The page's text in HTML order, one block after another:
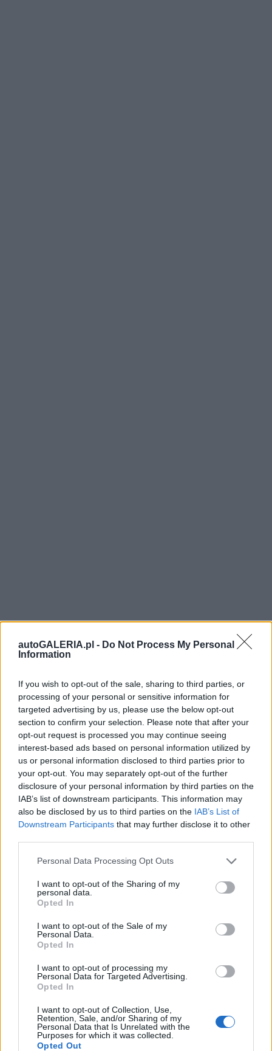
autoGALERIA.pl - Do Not Process My Personal
Information
If you wish to opt-out of the sale, sharing to third parties, or
processing of your personal or sensitive information for
targeted advertising by us, please use the below opt-out
section to confirm your selection. Please note that after your
opt-out request is processed you may continue seeing
interest-based ads based on personal information utilized by
us or personal information disclosed to third parties prior to
your opt-out. You may separately opt-out of the further
disclosure of your personal information by third parties on the
IAB’s list of downstream participants. This information may
also be disclosed by us to third parties on the IAB’s List of
Downstream Participants that may further disclose it to other
Please note that this website/app uses one or more Google
not limited to your visit or usage behaviour. You may click to
grant or deny consent to Google and its third-party tags to
use your data for below specified purposes in below Google
consent section.
Personal Data Processing Opt Outs
I want to opt-out of the Sharing of my
personal data.
Opted In
I want to opt-out of the Sale of my
Personal Data.
Opted In
I want to opt-out of processing my
Personal Data for Targeted Advertising.
Opted In
I want to opt-out of Collection, Use,
Retention, Sale, and/or Sharing of my
Personal Data that Is Unrelated with the
Purposes for which it was collected.
Opted Out